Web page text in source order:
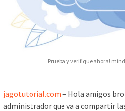
Prueba y verifique ahora!
jagotutorial.com – Hola amigos bro
administrador que va a compartir